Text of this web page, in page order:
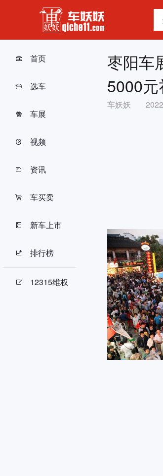
首页
选车
车展
视频
资讯
车买卖
新车上市
排行榜
12315维权
枣阳车
5000元
车妖妖